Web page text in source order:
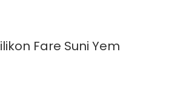
Fare Suni Yem